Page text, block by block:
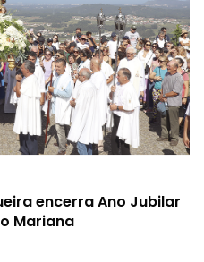
encerra Ano Jubilar
Mariana